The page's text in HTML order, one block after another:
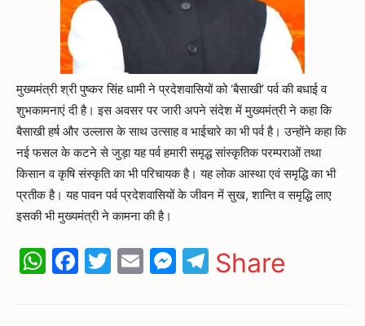
मुख्यमंत्री श्री पुष्कर सिंह धामी ने प्रदेशवासियों को ‘बैसाखी’ पर्व की बधाई व
शुभकामनाएं दी है। इस अवसर पर जारी अपने संदेश में मुख्यमंत्री ने कहा कि
बैसाखी हर्ष और उल्लास के साथ उत्साह व भाईचारे का भी पर्व है। उन्होंने कहा कि
नई फसल के कटने से जुड़ा यह पर्व हमारी समृद्ध सांस्कृतिक परम्पराओं तथा
किसान व कृषि संस्कृति का भी परिचायक है। यह लोक आस्था एवं समृद्धि का भी
प्रतीक है। यह पावन पर्व प्रदेशवासियों के जीवन में सुख, शान्ति व समृद्धि लाए
इसकी भी मुख्यमंत्री ने कामना की है।
WhatsApp
Facebook
Twitter
EmailMessenger
Telegram
Share